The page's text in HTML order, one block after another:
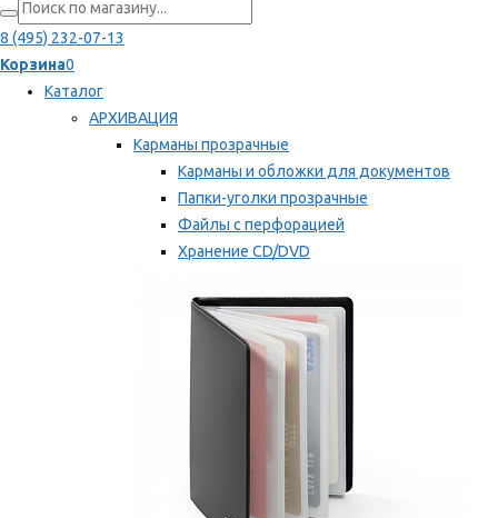
8 (495) 232-07-13
Корзина0
Каталог
АРХИВАЦИЯ
Карманы прозрачные
Карманы и обложки для документов
Папки-уголки прозрачные
Файлы с перфорацией
Хранение CD/DVD
Мы рекомендуем